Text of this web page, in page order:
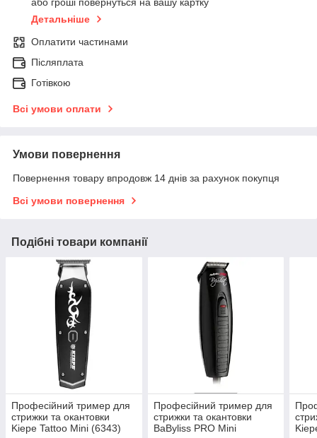
або гроші повернуться на вашу картку
Детальніше
Оплатити частинами
Післяплата
Готівкою
Всі умови оплати
Умови повернення
Повернення товару впродовж 14 днів за рахунок покупця
Всі умови повернення
Подібні товари компанії
Професійний тример для
стрижки та окантовки
Kiepe Tattoo Mini (6343)
Професійний тример для
стрижки та окантовки
BaByliss PRO Mini